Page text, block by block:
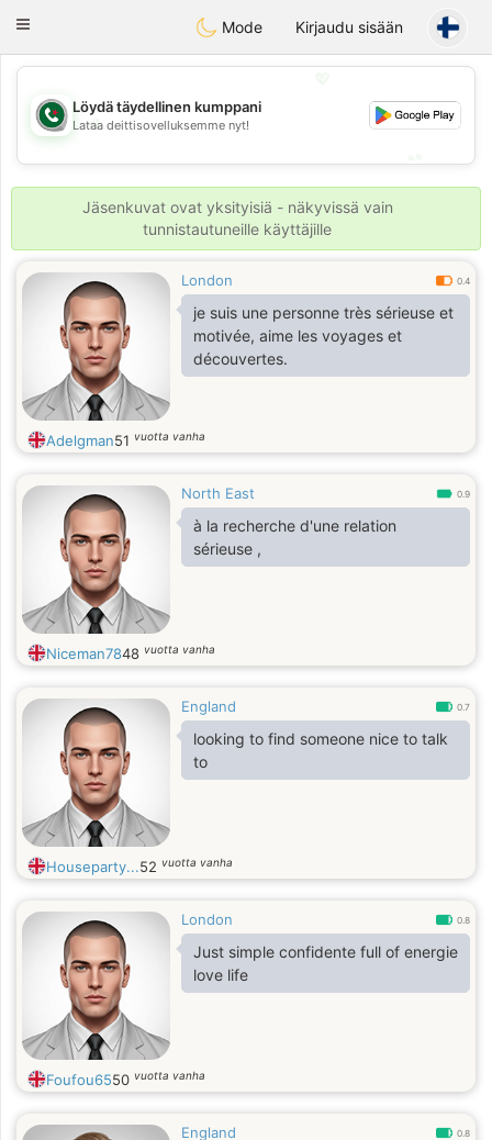
Weshrak
Toggle
Mode Kirjaudu sisään
💖
💕
Löydä täydellinen kumppani
Lataa deittisovelluksemme nyt!
Jäsenkuvat ovat yksityisiä - näkyvissä vain
tunnistautuneille käyttäjille
London 0.4
je suis une personne très sérieuse et
motivée, aime les voyages et
découvertes.
Adelgman51 vuotta vanha
North East 0.9
à la recherche d'une relation
sérieuse ,
Niceman7848 vuotta vanha
England 0.7
looking to find someone nice to talk
to
Houseparty...52 vuotta vanha
London 0.8
Just simple confidente full of energie
love life
Foufou6550 vuotta vanha
England 0.8